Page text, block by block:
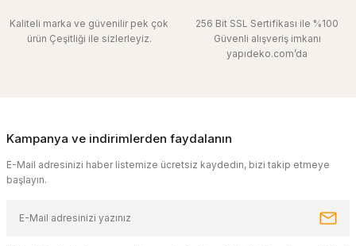
Kaliteli marka ve güvenilir pek çok
ürün Çeşitliği ile sizlerleyiz.
256 Bit SSL Sertifikası ile %100
Güvenli alışveriş imkanı
yapıdeko.com’da
Kampanya ve indirimlerden faydalanın
E-Mail adresinizi haber listemize ücretsiz kaydedin, bizi takip etmeye
başlayın.